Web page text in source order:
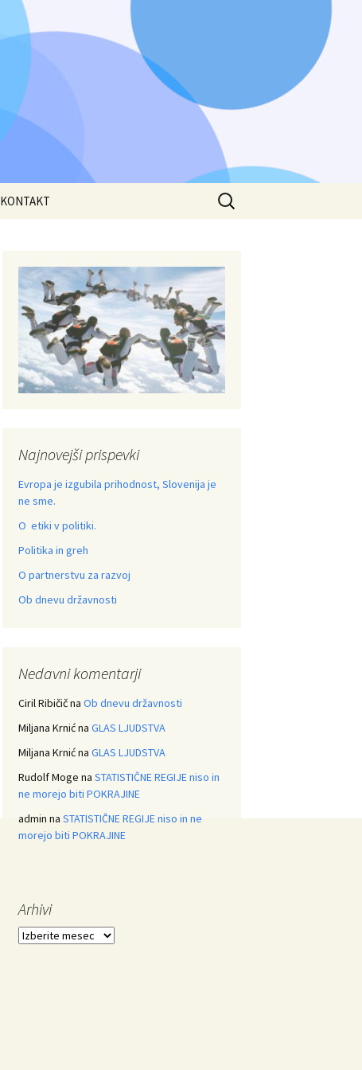
KONTAKT
Išči:
Najnovejši prispevki
Evropa je izgubila prihodnost, Slovenija je
ne sme.
O etiki v politiki.
Politika in greh
O partnerstvu za razvoj
Ob dnevu državnosti
Nedavni komentarji
Ciril Ribičična Ob dnevu državnosti
Miljana Krnićna GLAS LJUDSTVA
Miljana Krnićna GLAS LJUDSTVA
Rudolf Moge na STATISTIČNE REGIJE niso in
ne morejo biti POKRAJINE
admin na STATISTIČNE REGIJE niso in ne
morejo biti POKRAJINE
Arhivi
Arhivi